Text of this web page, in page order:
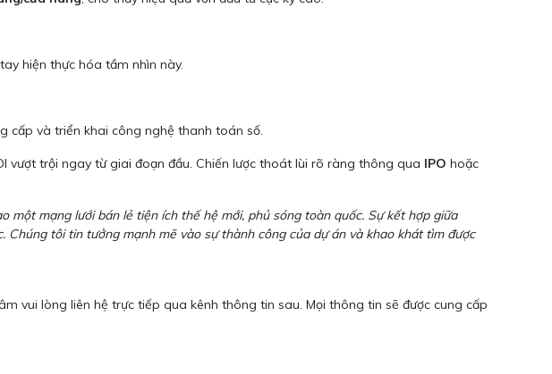
hiện thực hóa tầm nhìn này.
cấp và triển khai công nghệ thanh toán số.
vượt trội ngay từ giai đoạn đầu. Chiến lược thoát lùi rõ ràng thông qua IPO hoặc
mạng lưới bán lẻ tiện ích thế hệ mới, phủ sóng toàn quốc. Sự kết hợp giữa
tôi tin tưởng mạnh mẽ vào sự thành công của dự án và khao khát tìm được
vui lòng liên hệ trực tiếp qua kênh thông tin sau. Mọi thông tin sẽ được cung cấp